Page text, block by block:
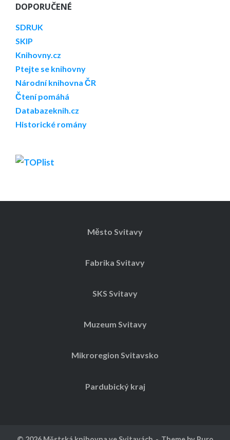
DOPORUČENÉ
SDRUK
SKIP
Knihovny.cz
Ptejte se knihovny
Národní knihovna ČR
Čtení pomáhá
Databazeknih.cz
Historické romány
Město Svitavy
Fabrika Svitavy
SKS Svitavy
Muzeum Svitavy
Mikroregion Svitavsko
Pardubický kraj